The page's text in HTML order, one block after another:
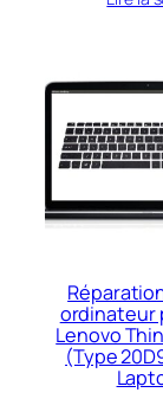
ordinateur
Lenovo
(Type